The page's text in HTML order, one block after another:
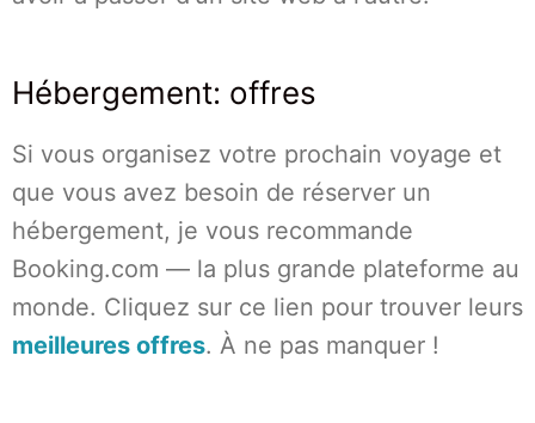
Hébergement: offres
Si vous organisez votre prochain voyage et
que vous avez besoin de réserver un
hébergement, je vous recommande
Booking.com — la plus grande plateforme au
monde. Cliquez sur ce lien pour trouver leurs
meilleures offres. À ne pas manquer !